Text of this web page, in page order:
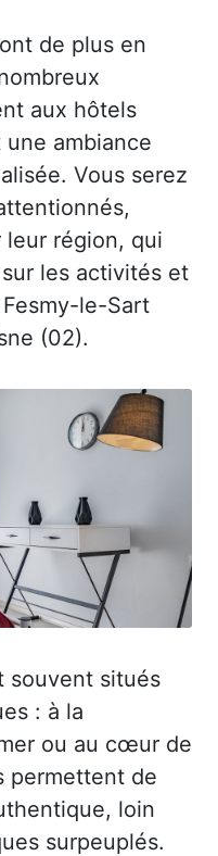
de plus en
aux hôtels
ambiance
Vous serez
leur région, qui
les activités et
le-Sart
(02).
souvent situés
: à la
ou au cœur de
permettent de
loin
surpeuplés.